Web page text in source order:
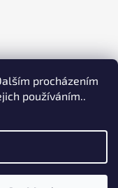
procházením
používáním..